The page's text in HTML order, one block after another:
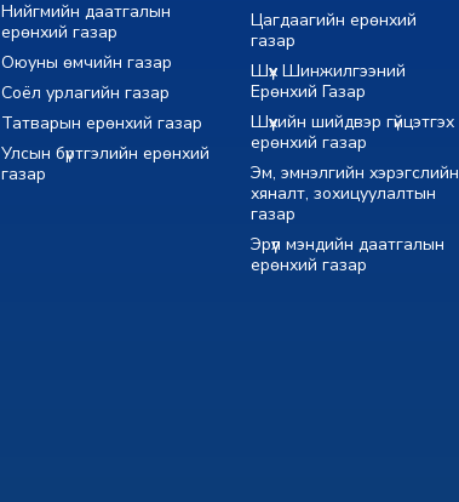
Нийгмийн даатгалын
ерөнхий газар
Оюуны өмчийн газар
Соёл урлагийн газар
Татварын ерөнхий газар
Улсын бүртгэлийн ерөнхий
газар
Цагдаагийн ерөнхий
газар
Шүүх Шинжилгээний
Ерөнхий Газар
Шүүхийн шийдвэр гүйцэтгэх
ерөнхий газар
Эм, эмнэлгийн хэрэгслийн
хяналт, зохицуулалтын
газар
Эрүүл мэндийн даатгалын
ерөнхий газар